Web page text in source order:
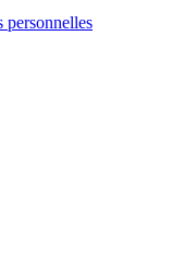
personnelles